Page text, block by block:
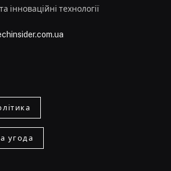
інноваційні технології
угода